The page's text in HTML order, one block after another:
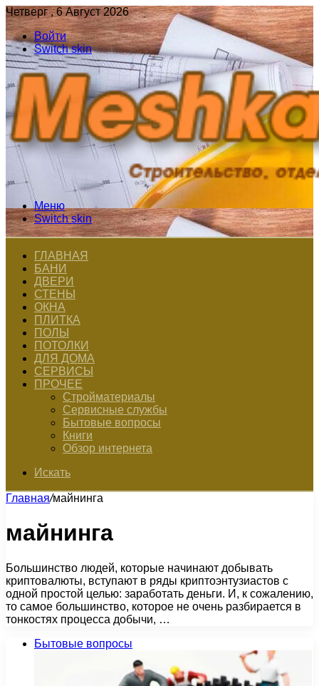
Четверг , 6 Август 2026
Войти
Switch skin
Меню
Switch skin
ГЛАВНАЯ
БАНИ
ДВЕРИ
СТЕНЫ
ОКНА
ПЛИТКА
ПОЛЫ
ПОТОЛКИ
ДЛЯ ДОМА
СЕРВИСЫ
ПРОЧЕЕ
Стройматериалы
Сервисные службы
Бытовые вопросы
Книги
Обзор интернета
Искать
Главная/майнинга
майнинга
Большинство людей, которые начинают добывать
криптовалюты, вступают в ряды криптоэнтузиастов с
одной простой целью: заработать деньги. И, к сожалению,
то самое большинство, которое не очень разбирается в
тонкостях процесса добычи, …
Бытовые вопросы